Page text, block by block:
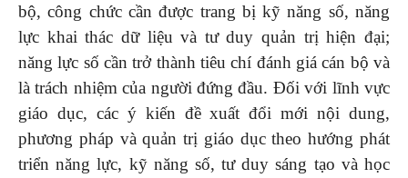
bộ, công chức cần được trang bị kỹ năng số, năng
lực khai thác dữ liệu và tư duy quản trị hiện đại;
năng lực số cần trở thành tiêu chí đánh giá cán bộ và
là trách nhiệm của người đứng đầu. Đối với lĩnh vực
giáo dục, các ý kiến đề xuất đổi mới nội dung,
phương pháp và quản trị giáo dục theo hướng phát
triển năng lực, kỹ năng số, tư duy sáng tạo và học